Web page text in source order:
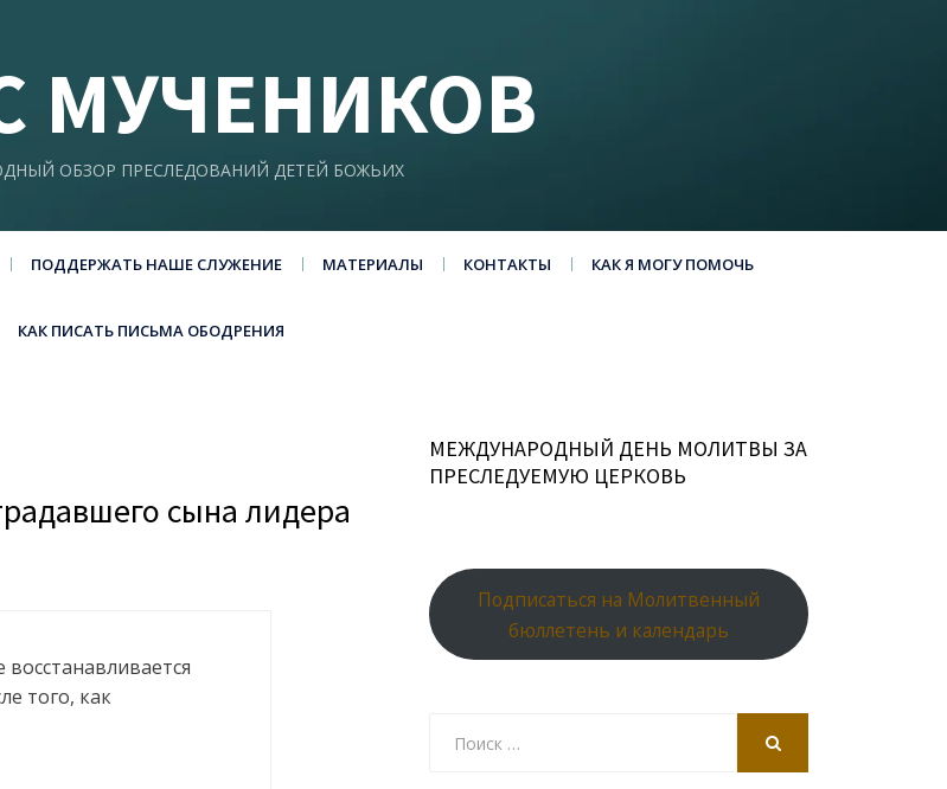
МУЧЕНИКОВ
ОБЗОР ПРЕСЛЕДОВАНИЙ ДЕТЕЙ БОЖЬИХ
ПОДДЕРЖАТЬ НАШЕ СЛУЖЕНИЕ МАТЕРИАЛЫ КОНТАКТЫ КАК Я МОГУ ПОМОЧЬ
КАК ПИСАТЬ ПИСЬМА ОБОДРЕНИЯ
сына лидера
того, как
МЕЖДУНАРОДНЫЙ ДЕНЬ МОЛИТВЫ ЗА
ПРЕСЛЕДУЕМУЮ ЦЕРКОВЬ
Подписаться на Молитвенный
бюллетень и календарь